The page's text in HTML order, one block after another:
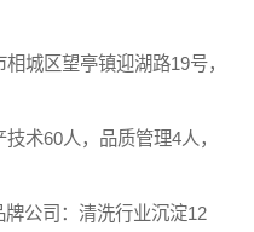
城区望亭镇迎湖路19号，
术60人，品质管理4人，
公司：清洗行业沉淀12